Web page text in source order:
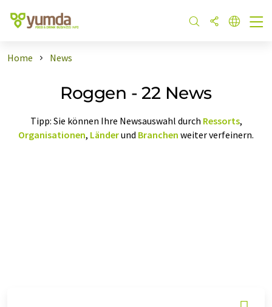
Home News
Roggen - 22 News
Tipp: Sie können Ihre Newsauswahl durch Ressorts,
Organisationen, Länderund Branchen weiter verfeinern.